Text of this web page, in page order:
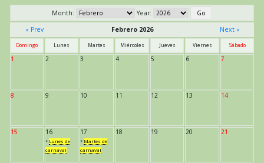
Month:
Year:
« Prev
Febrero 2026 Next »
Domingo Lunes Martes Miércoles Jueves Viernes Sábado
1 2 3 4 5 6 7
8 9 10 11 12 13 14
15 16
* Lunes de
carnaval
17
* Martes de
carnaval
18 19 20 21